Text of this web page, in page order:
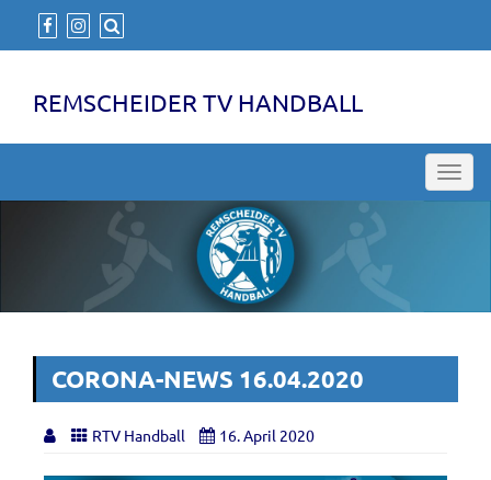
REMSCHEIDER TV HANDBALL
CORONA-NEWS 16.04.2020
RTV Handball 16. April 2020